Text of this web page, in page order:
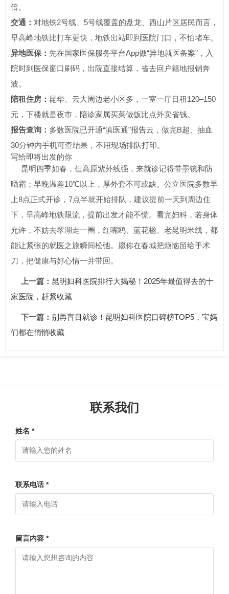
倍。
交通： 对地铁2号线、5号线覆盖的盘龙、西山片区居民而言，
早高峰地铁比打车更快，地铁出站即到医院门口，不怕堵车。
异地医保： 先在国家医保服务平台App做“异地就医备案”，入
院时到医保窗口刷码，出院直接结算，省去回户籍地报销奔
波。
陪租住房： 昆华、云大周边老小区多，一室一厅日租120–150
元，下楼就是夜市，陪诊家属买菜做饭比点外卖省钱。
报告查询： 多数医院已开通“滇医通”报告云，做完B超、抽血
30分钟内手机可查结果，不用现场排队打印。
写给即将出发的你
昆明四季如春，但高原紫外线强，来就诊记得带墨镜和防
晒霜；早晚温差10℃以上，厚外套不可或缺。公立医院多数早
上8点正式开诊，7点半就开始排队，建议提前一天到周边住
下，早高峰地铁限流，提前出发才能不慌。看完妇科，若身体
允许，不妨去翠湖走一圈，红嘴鸥、蓝花楹、老昆明米线，都
能让紧张的就医之旅瞬间松弛。愿你在春城把烦恼留给手术
刀，把健康与好心情一并带回。
上一篇： 昆明妇科医院排行大揭秘！2025年最值得去的十
家医院，赶紧收藏
下一篇： 别再盲目就诊！昆明妇科医院口碑榜TOP5，宝妈
们都在悄悄收藏
联系我们
姓名 *
联系电话 *
留言内容 *